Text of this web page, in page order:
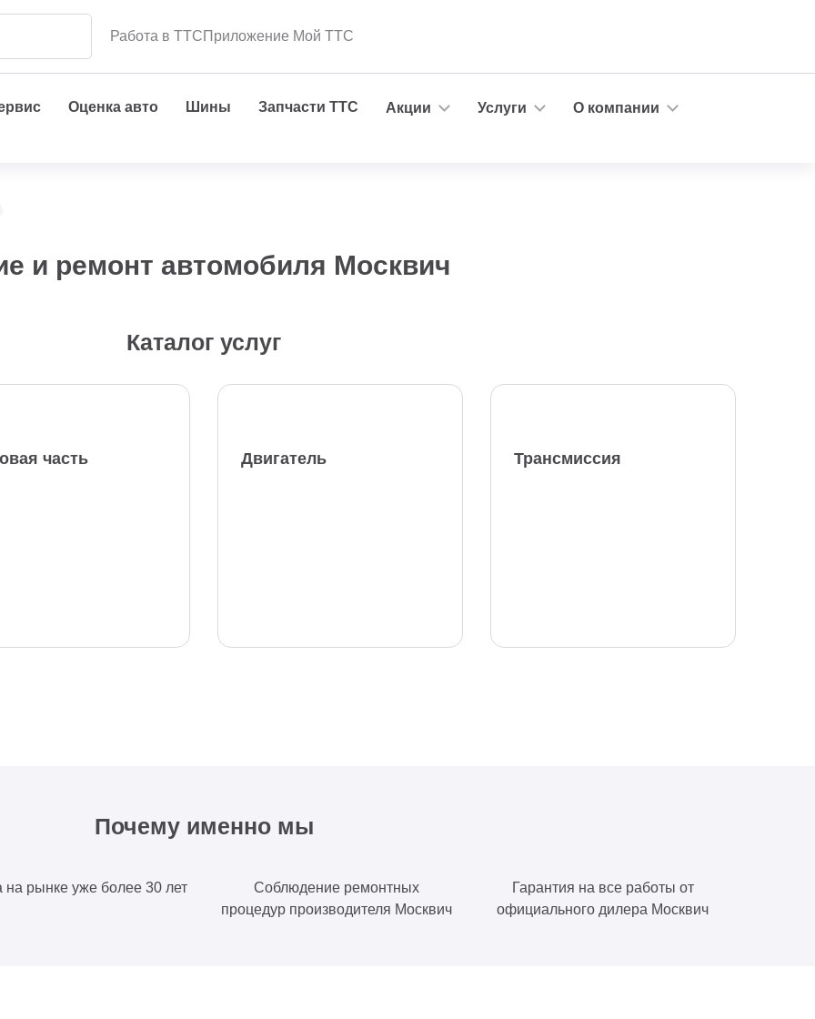
Работа в ТТСПриложение Мой ТТС
Оценка авто Шины Запчасти ТТС Акции Услуги О компании
и ремонт автомобиля Москвич
Каталог услуг
часть Двигатель Трансмиссия
Почему именно мы
на рынке уже более 30 лет
Соблюдение ремонтных
процедур производителя Москвич
Гарантия на все работы от
официального дилера Москвич